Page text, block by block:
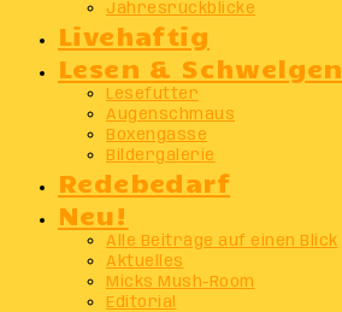
Jahresrückblicke
Livehaftig
Lesen & Schwelgen
Lesefutter
Augenschmaus
Boxengasse
Bildergalerie
Redebedarf
Neu!
Alle Beiträge auf einen Blick
Aktuelles
Micks Mush-Room
Editorial